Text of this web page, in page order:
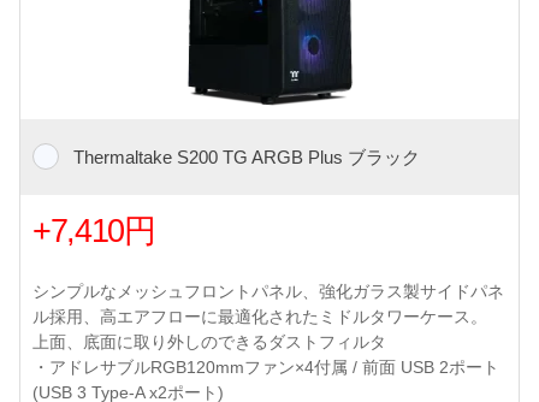
Thermaltake S200 TG ARGB Plus ブラック
+7,410円
シンプルなメッシュフロントパネル、強化ガラス製サイドパネ
ル採用、高エアフローに最適化されたミドルタワーケース。
上面、底面に取り外しのできるダストフィルタ
・アドレサブルRGB120mmファン×4付属 / 前面 USB 2ポート
(USB 3 Type-A x2ポート)